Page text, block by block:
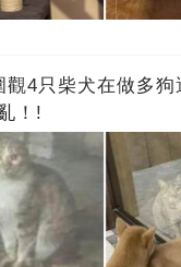
觀4只柴犬在做多狗
！!